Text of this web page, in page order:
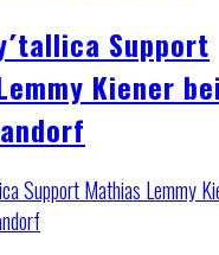
Support
Kiener